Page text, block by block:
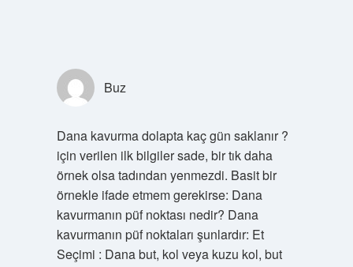
Buz
Dana kavurma dolapta kaç gün saklanır ?
için verilen ilk bilgiler sade, bir tık daha
örnek olsa tadından yenmezdi. Basit bir
örnekle ifade etmem gerekirse: Dana
kavurmanın püf noktası nedir? Dana
kavurmanın püf noktaları şunlardır: Et
Seçimi : Dana but, kol veya kuzu kol, but